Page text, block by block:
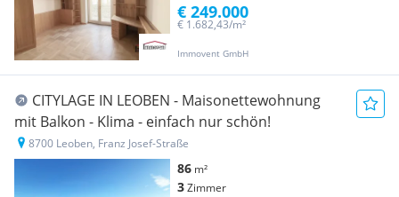
Immovent GmbH
€ 1.682,43/m²
€ 249.000
CITYLAGE IN LEOBEN - Maisonettewohnung
mit Balkon - Klima - einfach nur schön!
8700 Leoben, Franz Josef-Straße
86 m²
3Zimmer